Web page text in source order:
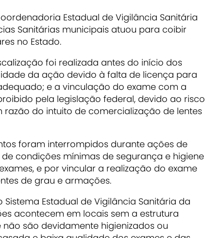
Estadual de Vigilância Sanitária
Sanitárias municipais atuou para coibir
no Estado.
foi realizada antes do início dos
da ação devido à falta de licença para
e a vinculação do exame com a
pela legislação federal, devido ao risco
do intuito de comercialização de lentes
foram interrompidos durante ações de
condições mínimas de segurança e higiene
e por vincular a realização do exame
de grau e armações.
Estadual de Vigilância Sanitária da
acontecem em locais sem a estrutura
são devidamente higienizados ou